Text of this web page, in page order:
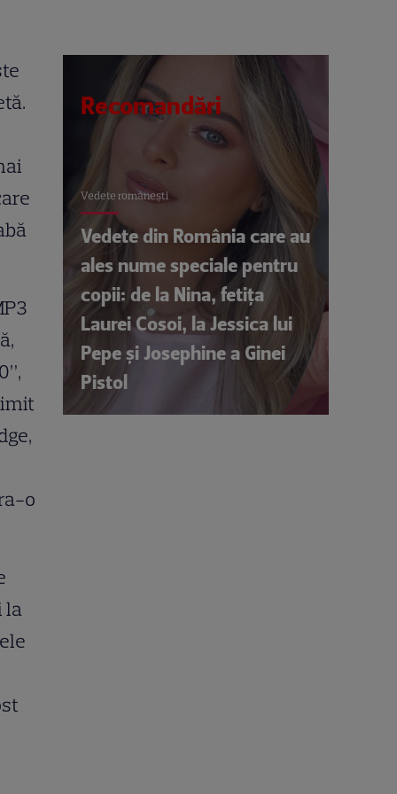
o
la
Recomandări
Vedete româneşti
Vedete din România care au
ales nume speciale pentru
copii: de la Nina, fetița
Laurei Cosoi, la Jessica lui
Pepe și Josephine a Ginei
Pistol